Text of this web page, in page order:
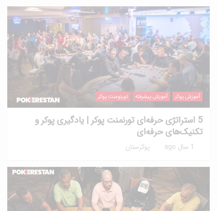
آموزش پوکر آموزش پیشرفته تورنومنت پوکر
5 استراتژی حرفه‌ای تورنمنت پوکر | یادگیری پوکر و
تکنیک‌های حرفه‌ای
1 سال ago پوکرستان